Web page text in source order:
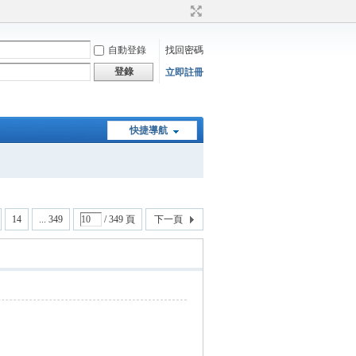
自動登錄
找回密碼
登錄
立即註冊
快捷導航
14 ... 349 / 349 頁 下一頁